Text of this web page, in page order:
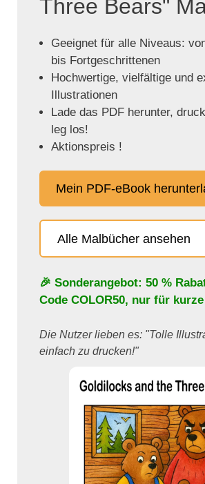
Three Bears"
Geeignet für alle Niveaus:
bis Fortgeschrittenen
Hochwertige, vielfältige und
Illustrationen
Lade das PDF herunter,
leg los!
Aktionspreis !
Mein PDF-eBook
Alle Malbücher ansehen
🎉 Sonderangebot: 50 %
Code COLOR50, nur für
Die Nutzer lieben es: "Tolle
einfach zu drucken!"